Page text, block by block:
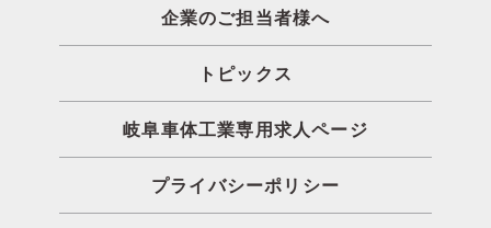
企業のご担当者様へ
トピックス
岐阜車体工業専用求人ページ
プライバシーポリシー